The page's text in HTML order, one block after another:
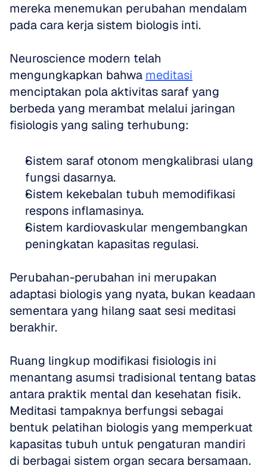
mereka menemukan perubahan mendalam
pada cara kerja sistem biologis inti.
Neuroscience modern telah
mengungkapkan bahwa meditasi
menciptakan pola aktivitas saraf yang
berbeda yang merambat melalui jaringan
fisiologis yang saling terhubung:
Sistem saraf otonom mengkalibrasi ulang
fungsi dasarnya.
Sistem kekebalan tubuh memodifikasi
respons inflamasinya.
Sistem kardiovaskular mengembangkan
peningkatan kapasitas regulasi.
Perubahan-perubahan ini merupakan
adaptasi biologis yang nyata, bukan keadaan
sementara yang hilang saat sesi meditasi
berakhir.
Ruang lingkup modifikasi fisiologis ini
menantang asumsi tradisional tentang batas
antara praktik mental dan kesehatan fisik.
Meditasi tampaknya berfungsi sebagai
bentuk pelatihan biologis yang memperkuat
kapasitas tubuh untuk pengaturan mandiri
di berbagai sistem organ secara bersamaan.